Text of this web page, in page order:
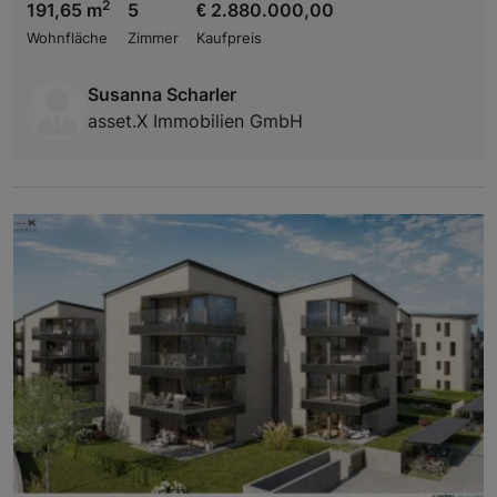
191,65 m2
Wohnfläche
5
Zimmer
€ 2.880.000,00
Kaufpreis
Susanna Scharler
asset.X Immobilien GmbH